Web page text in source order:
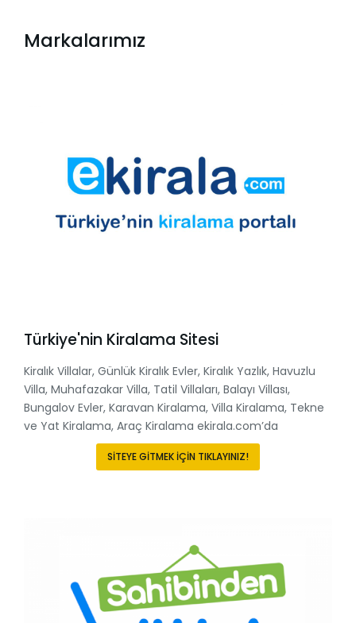
Markalarımız
Türkiye'nin Kiralama Sitesi
Kiralık Villalar, Günlük Kiralık Evler, Kiralık Yazlık, Havuzlu
Villa, Muhafazakar Villa, Tatil Villaları, Balayı Villası,
Bungalov Evler, Karavan Kiralama, Villa Kiralama, Tekne
ve Yat Kiralama, Araç Kiralama ekirala.com’da
SİTEYE GİTMEK İÇİN TIKLAYINIZ!